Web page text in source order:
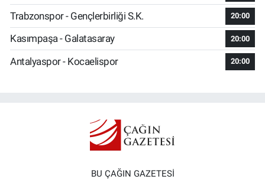
Trabzonspor - Gençlerbirliği S.K. 20:00
Kasımpaşa - Galatasaray 20:00
Antalyaspor - Kocaelispor 20:00
BU ÇAĞIN GAZETESİ